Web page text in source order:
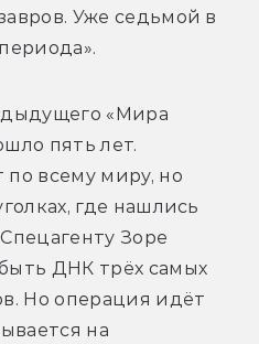
Уже седьмой в
«Мира
пять лет.
всему миру, но
где нашлись
Зоре
ДНК трёх самых
Но операция идёт
на